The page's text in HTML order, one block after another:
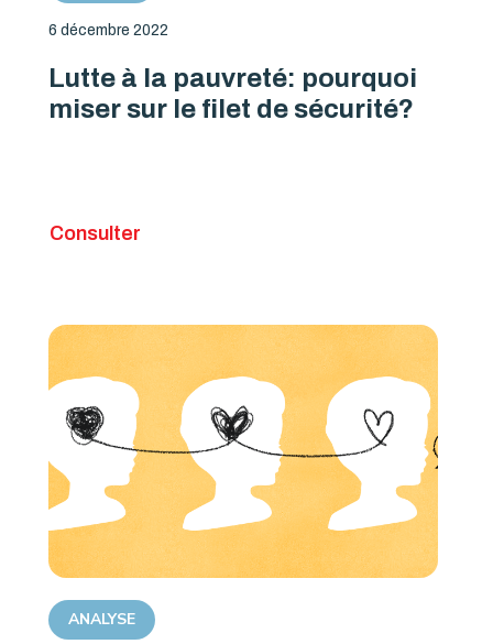
6 décembre 2022
Lutte à la pauvreté: pourquoi
miser sur le filet de sécurité?
Consulter
ANALYSE